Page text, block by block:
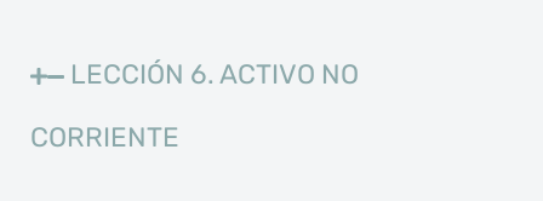
LECCIÓN 6. ACTIVO NO
CORRIENTE